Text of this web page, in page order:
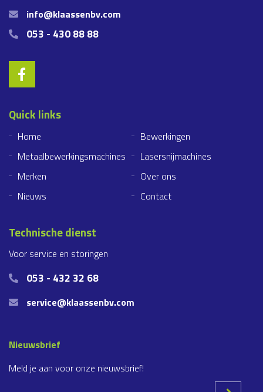
info@klaassenbv.com
053 - 430 88 88
Quick links
Home
Bewerkingen
Metaalbewerkingsmachines
Lasersnijmachines
Merken
Over ons
Nieuws
Contact
Technische dienst
Voor service en storingen
053 - 432 32 68
service@klaassenbv.com
Nieuwsbrief
Meld je aan voor onze nieuwsbrief!